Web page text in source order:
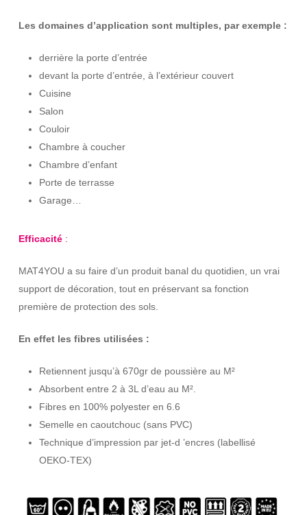
Les domaines d’application sont multiples, par exemple :
derrière la porte d’entrée
devant la porte d’entrée, à l’extérieur couvert
Cuisine
Salon
Couloir
Chambre à coucher
Chambre d’enfant
Porte de terrasse
Garage…
Efficacité :
MAT4YOU a su faire d’un produit banal du quotidien, un vrai
support de décoration, tout en préservant sa fonction
première de protection des sols.
En effet les fibres utilisées :
Retiennent jusqu’à 670gr de poussière au M²
Absorbent entre 2 à 3L d’eau au M².
Fibres en 100% polyester en 6.6
Semelle en caoutchouc (sans PVC)
Technique d’impression par jet-d ’encres (labellisé
OEKO-TEX)